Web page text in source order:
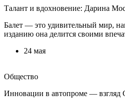
Талант и вдохновение: Дарина
Балет — это удивительный мир,
изданию она делится своими
24 мая
Общество
Инновации в автопроме — взгляд